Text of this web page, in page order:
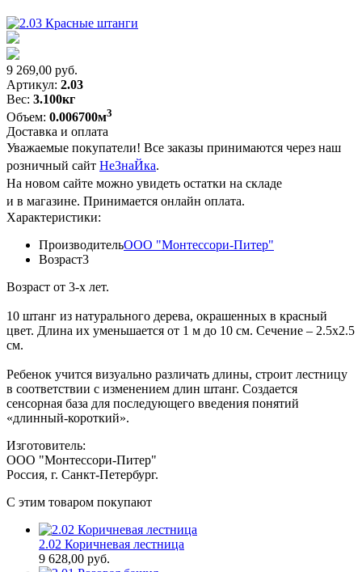
9 269,00 руб.
Артикул: 2.03
Вес: 3.100кг
Объем: 0.006700м3
Доставка и оплата
Уважаемые покупатели! Все заказы принимаются через наш
розничный сайт НеЗнаЙка.
На новом сайте можно увидеть остатки на складе
и в магазине. Принимается онлайн оплата.
Характеристики:
ПроизводительООО "Монтессори-Питер"
Возраст3
Возраст от 3-х лет.
10 штанг из натурального дерева, окрашенных в красный
цвет. Длина их уменьшается от 1 м до 10 см. Сечение – 2.5х2.5
см.
Ребенок учится визуально различать длины, строит лестницу
в соответствии с изменением длин штанг. Создается
сенсорная база для последующего введения понятий
«длинный-короткий».
Изготовитель:
ООО "Монтессори-Питер"
Россия, г. Санкт-Петербург.
C этим товаром покупают
2.02 Коричневая лестница
9 628,00 руб.